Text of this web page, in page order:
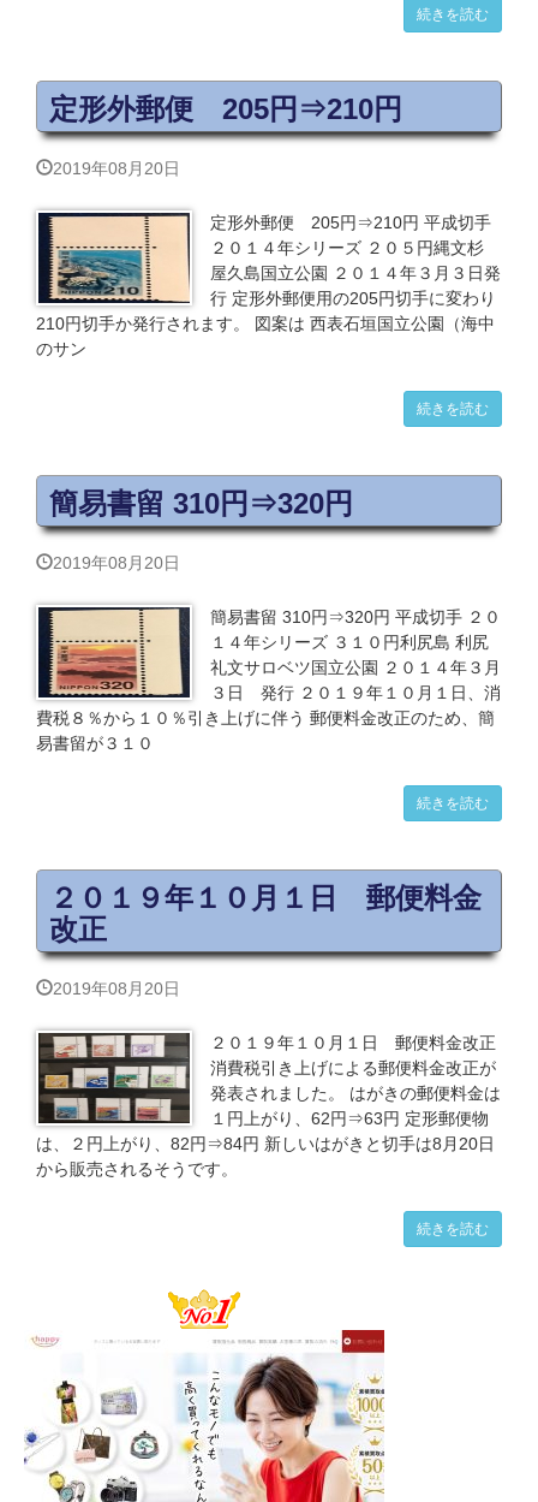
続きを読む
定形外郵便 205円⇒210円
2019年08月20日
定形外郵便 205円⇒210円 平成切手
２０１４年シリーズ ２０５円縄文杉
屋久島国立公園 ２０１４年３月３日発
行 定形外郵便用の205円切手に変わり
210円切手か発行されます。 図案は 西表石垣国立公園（海中
のサン
続きを読む
簡易書留 310円⇒320円
2019年08月20日
簡易書留 310円⇒320円 平成切手 ２０
１４年シリーズ ３１０円利尻島 利尻
礼文サロベツ国立公園 ２０１４年３月
３日 発行 ２０１９年１０月１日、消
費税８％から１０％引き上げに伴う 郵便料金改正のため、簡
易書留が３１０
続きを読む
２０１９年１０月１日 郵便料金
改正
2019年08月20日
２０１９年１０月１日 郵便料金改正
消費税引き上げによる郵便料金改正が
発表されました。 はがきの郵便料金は
１円上がり、62円⇒63円 定形郵便物
は、２円上がり、82円⇒84円 新しいはがきと切手は8月20日
から販売されるそうです。
続きを読む